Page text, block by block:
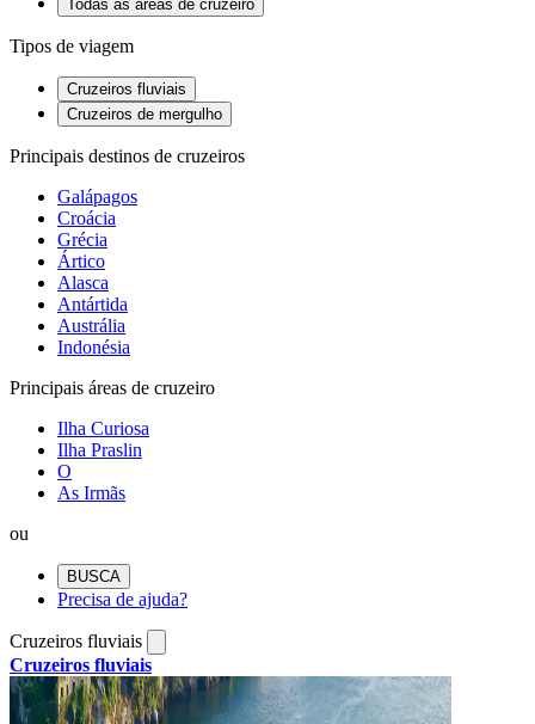
Todas as áreas de cruzeiro
Tipos de viagem
Cruzeiros fluviais
Cruzeiros de mergulho
Principais destinos de cruzeiros
Galápagos
Croácia
Grécia
Ártico
Alasca
Antártida
Austrália
Indonésia
Principais áreas de cruzeiro
Ilha Curiosa
Ilha Praslin
O
As Irmãs
ou
BUSCA
Precisa de ajuda?
Cruzeiros fluviais
Cruzeiros fluviais